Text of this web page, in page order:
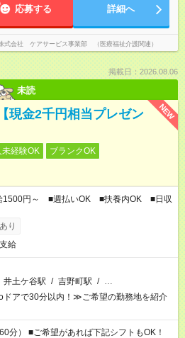
応募する 詳細へ
式会社 ケアサービス事業部 （医療福祉介護関連）
掲載日：2026.08.06
未読
NEW
現金2千円相当プレゼン
未経験OK
ブランクOK
1500円～ ■週払いOK ■扶養内OK ■日収
り
給
井土ケ谷駅 / 吉野町駅 / …
アで30分以内！≫ご希望の勤務地を紹介
フトもOK！